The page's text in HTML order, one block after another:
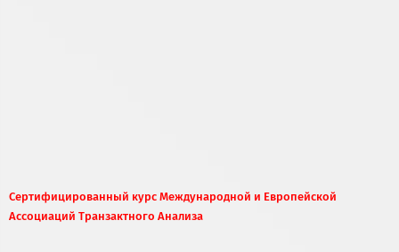
Сертифицированный курс Международной и Европейской
Ассоциаций Транзактного Анализа